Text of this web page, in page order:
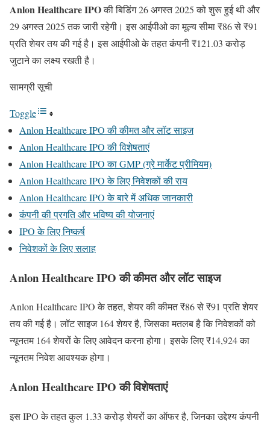
Anlon Healthcare IPOकी बिडिंग 26 अगस्त 2025 को शुरू हुई थी और
29 अगस्त 2025 तक जारी रहेगी। इस आईपीओ का मूल्य सीमा ₹86 से ₹91
प्रति शेयर तय की गई है। इस आईपीओ के तहत कंपनी ₹121.03 करोड़
जुटाने का लक्ष्य रखती है।
सामग्री सूची
Toggle
Anlon Healthcare IPO की कीमत और लॉट साइज
Anlon Healthcare IPO की विशेषताएं
Anlon Healthcare IPO का GMP (ग्रे मार्केट प्रीमियम)
Anlon Healthcare IPO के लिए निवेशकों की राय
Anlon Healthcare IPO के बारे में अधिक जानकारी
कंपनी की प्रगति और भविष्य की योजनाएं
IPO के लिए निष्कर्ष
निवेशकों के लिए सलाह
Anlon Healthcare IPO की कीमत और लॉट साइज
Anlon Healthcare IPO के तहत, शेयर की कीमत ₹86 से ₹91 प्रति शेयर
तय की गई है। लॉट साइज 164 शेयर है, जिसका मतलब है कि निवेशकों को
न्यूनतम 164 शेयरों के लिए आवेदन करना होगा। इसके लिए ₹14,924 का
न्यूनतम निवेश आवश्यक होगा।
Anlon Healthcare IPO की विशेषताएं
इस IPO के तहत कुल 1.33 करोड़ शेयरों का ऑफर है, जिनका उद्देश्य कंपनी